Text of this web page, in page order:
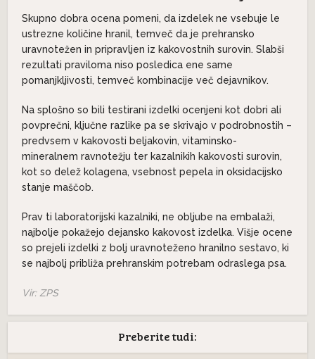
Skupno dobra ocena pomeni, da izdelek ne vsebuje le
ustrezne količine hranil, temveč da je prehransko
uravnotežen in pripravljen iz kakovostnih surovin. Slabši
rezultati praviloma niso posledica ene same
pomanjkljivosti, temveč kombinacije več dejavnikov.
Na splošno so bili testirani izdelki ocenjeni kot dobri ali
povprečni, ključne razlike pa se skrivajo v podrobnostih –
predvsem v kakovosti beljakovin, vitaminsko-
mineralnem ravnotežju ter kazalnikih kakovosti surovin,
kot so delež kolagena, vsebnost pepela in oksidacijsko
stanje maščob.
Prav ti laboratorijski kazalniki, ne obljube na embalaži,
najbolje pokažejo dejansko kakovost izdelka. Višje ocene
so prejeli izdelki z bolj uravnoteženo hranilno sestavo, ki
se najbolj približa prehranskim potrebam odraslega psa.
Vir: ZPS
Preberite tudi: